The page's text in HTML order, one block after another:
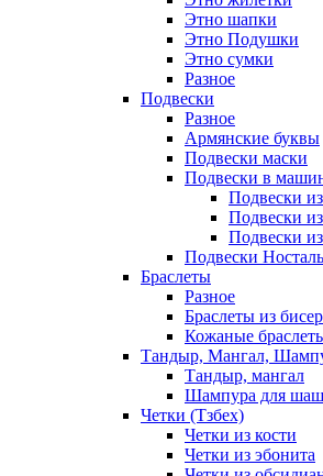
Этно шапки
Этно Подушки
Этно сумки
Разное
Подвески
Разное
Армянские буквы
Подвески маски
Подвески в
Подвески
Подвески
Подвески
Подвески
Браслеты
Разное
Браслеты из
Кожаные
Тандыр, Мангал,
Тандыр, мангал
Шампура для
Четки (Тзбех)
Четки из кости
Четки из эбонита